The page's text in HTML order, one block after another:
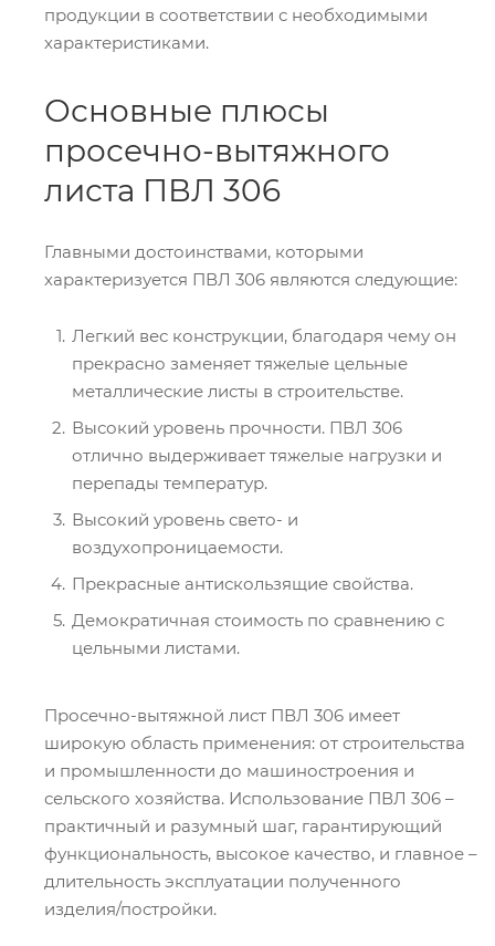
продукции в соответствии с необходимыми
характеристиками.
Основные плюсы
просечно-вытяжного
листа ПВЛ 306
Главными достоинствами, которыми
характеризуется ПВЛ 306 являются следующие:
Легкий вес конструкции, благодаря чему он
прекрасно заменяет тяжелые цельные
металлические листы в строительстве.
Высокий уровень прочности. ПВЛ 306
отлично выдерживает тяжелые нагрузки и
перепады температур.
Высокий уровень свето- и
воздухопроницаемости.
Прекрасные антискользящие свойства.
Демократичная стоимость по сравнению с
цельными листами.
Просечно-вытяжной лист ПВЛ 306 имеет
широкую область применения: от строительства
и промышленности до машиностроения и
сельского хозяйства. Использование ПВЛ 306 –
практичный и разумный шаг, гарантирующий
функциональность, высокое качество, и главное –
длительность эксплуатации полученного
изделия/постройки.